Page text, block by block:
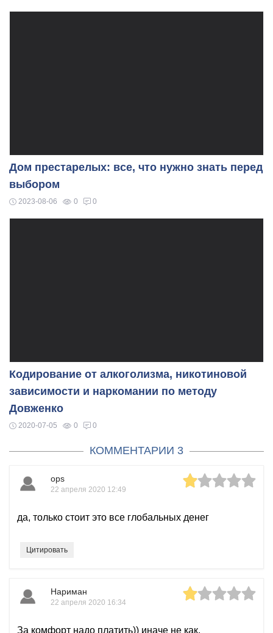
Дом престарелых: все, что нужно знать перед
выбором
2023-08-06 0 0
Кодирование от алкоголизма, никотиновой
зависимости и наркомании по методу
Довженко
2020-07-05 0 0
КОММЕНТАРИИ 3
ops
22 апреля 2020 12:49
да, только стоит это все глобальных денег
Цитировать
Нариман
22 апреля 2020 16:34
За комфорт надо платить)) иначе не как.